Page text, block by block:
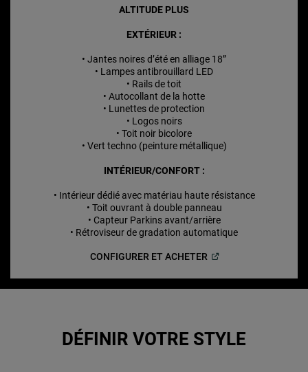
ALTITUDE PLUS
EXTÉRIEUR :
• Jantes noires d’été en alliage 18”
• Lampes antibrouillard LED
• Rails de toit
• Autocollant de la hotte
• Lunettes de protection
• Logos noirs
• Toit noir bicolore
• Vert techno (peinture métallique)
INTÉRIEUR/CONFORT :
• Intérieur dédié avec matériau haute résistance
• Toit ouvrant à double panneau
• Capteur Parkins avant/arrière
• Rétroviseur de gradation automatique
CONFIGURER ETACHETER Open in a new window
DÉFINIR VOTRE STYLE